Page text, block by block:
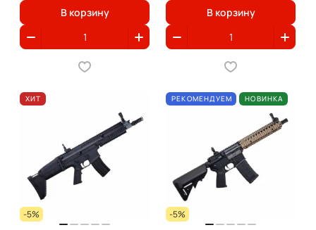
В корзину В корзину
ХИТ
-5%
РЕКОМЕНДУЕМ НОВИНКА
-5%